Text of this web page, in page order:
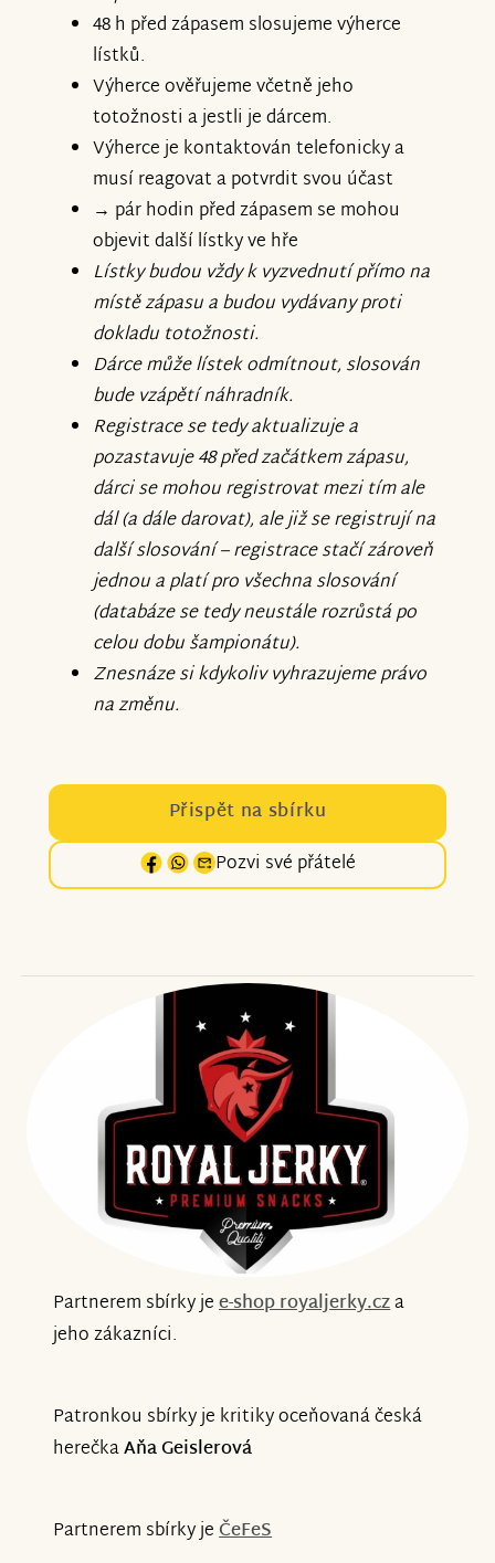
48 h před zápasem slosujeme výherce
lístků.
Výherce ověřujeme včetně jeho
totožnosti a jestli je dárcem.
Výherce je kontaktován telefonicky a
musí reagovat a potvrdit svou účast
→ pár hodin před zápasem se mohou
objevit další lístky ve hře
Lístky budou vždy k vyzvednutí přímo na
místě zápasu a budou vydávany proti
dokladu totožnosti.
Dárce může lístek odmítnout, slosován
bude vzápětí náhradník.
Registrace se tedy aktualizuje a
pozastavuje 48 před začátkem zápasu,
dárci se mohou registrovat mezi tím ale
dál (a dále darovat), ale již se registrují na
další slosování – registrace stačí zároveň
jednou a platí pro všechna slosování
(databáze se tedy neustále rozrůstá po
celou dobu šampionátu).
Znesnáze si kdykoliv vyhrazujeme právo
na změnu.
Přispět na sbírku
Pozvi své přátelé
Partnerem sbírky jee-shop royaljerky.cza
jeho zákazníci.
Patronkou sbírky je kritiky oceňovaná česká
herečkaAňa Geislerová
Partnerem sbírky jeČeFeS